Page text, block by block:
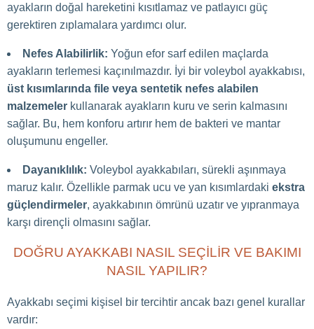
ayakların doğal hareketini kısıtlamaz ve patlayıcı güç
gerektiren zıplamalara yardımcı olur.
Nefes Alabilirlik: Yoğun efor sarf edilen maçlarda
ayakların terlemesi kaçınılmazdır. İyi bir voleybol ayakkabısı,
üst kısımlarında file veya sentetik nefes alabilen
malzemeler kullanarak ayakların kuru ve serin kalmasını
sağlar. Bu, hem konforu artırır hem de bakteri ve mantar
oluşumunu engeller.
Dayanıklılık: Voleybol ayakkabıları, sürekli aşınmaya
maruz kalır. Özellikle parmak ucu ve yan kısımlardaki ekstra
güçlendirmeler, ayakkabının ömrünü uzatır ve yıpranmaya
karşı dirençli olmasını sağlar.
DOĞRU AYAKKABI NASIL SEÇILIR VE BAKIMI
NASIL YAPILIR?
Ayakkabı seçimi kişisel bir tercihtir ancak bazı genel kurallar
vardır: